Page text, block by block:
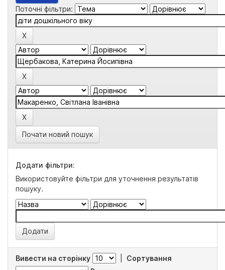
Поточні фільтри:
Почати новий пошук
Додати фільтри:
Використовуйте фільтри для уточнення результатів
пошуку.
Вивести на сторінку
Сортування